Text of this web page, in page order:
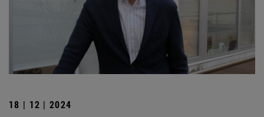
18 | 12 | 2024